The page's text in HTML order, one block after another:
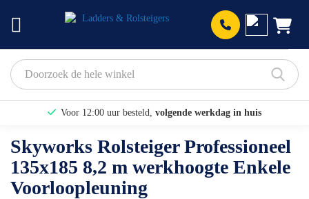
Voor 12:00 uur besteld, volgende werkdag in huis
Bekijk hier onze Actiepagina
Binnen 1 dag eengratis offerte
Skyworks Rolsteiger Professioneel
135x185 8,2 m werkhoogte Enkele
Voorloopleuning